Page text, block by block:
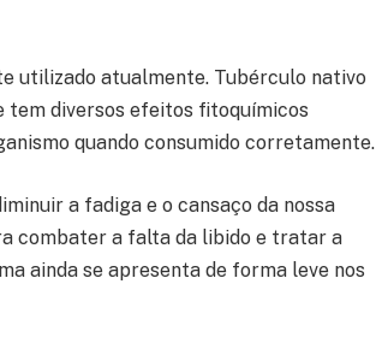
utilizado atualmente. Tubérculo nativo
tem diversos efeitos fitoquímicos
quando consumido corretamente.
a fadiga e o cansaço da nossa
combater a falta da libido e tratar a
ainda se apresenta de forma leve nos